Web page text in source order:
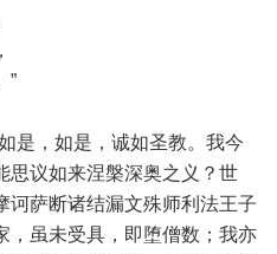
”
是，如是，诚如圣教。我今
思议如来涅槃深奥之义？世
诃萨断诸结漏文殊师利法王子
，虽未受具，即堕僧数；我亦